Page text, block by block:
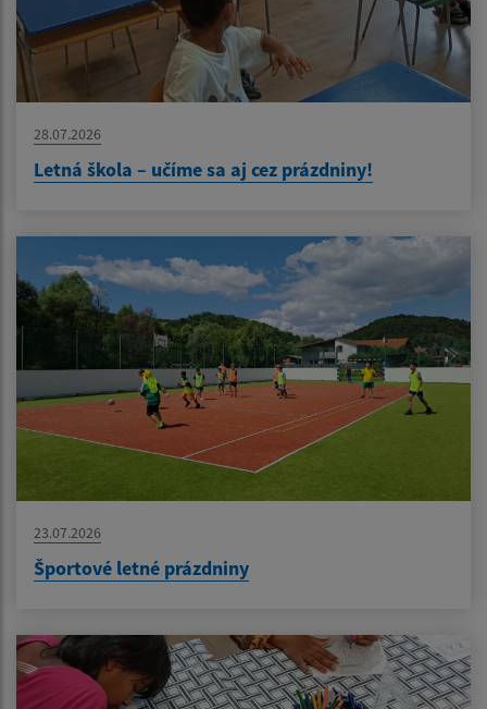
28.07.2026
Letná škola – učíme sa aj cez prázdniny!
23.07.2026
Športové letné prázdniny